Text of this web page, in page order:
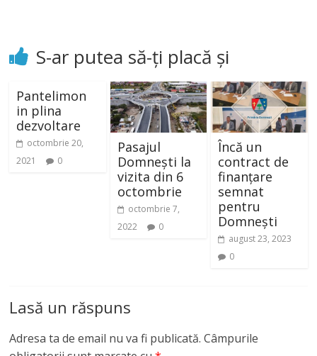
S-ar putea să-ți placă și
Pantelimon
in plina
dezvoltare
octombrie 20,
2021
0
Pasajul
Domnești la
vizita din 6
octombrie
octombrie 7,
2022
0
Încă un
contract de
finanțare
semnat
pentru
Domnești
august 23, 2023
0
Lasă un răspuns
Adresa ta de email nu va fi publicată. Câmpurile